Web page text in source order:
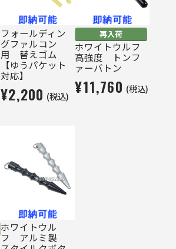
フォールディン
グファルコン
用 替えゴム
【ゆうパケット
対応】
¥2,200 (税込)
ホワイトウルフ
高強度 トンフ
ァーバトン
¥11,760 (税込)
ホワイトウル
フ アルミ製